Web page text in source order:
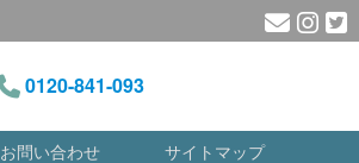
0120-841-093
お問い合わせ サイトマップ